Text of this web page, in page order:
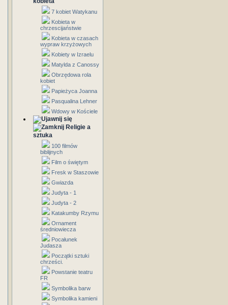
7 kobiet Watykanu
Kobieta w
chrzescijaństwie
Kobieta w czasach
wypraw krzyżowych
Kobiety w Izraelu
Matylda z Canossy
Obrzędowa rola
kobiet
Papieżyca Joanna
Pasqualina Lehner
Wdowy w Kościele
Religie a
sztuka
100 filmów
biblijnych
Film o świętym
Fresk w Staszowie
Gwiazda
Judyta - 1
Judyta - 2
Katakumby Rzymu
Ornament
średniowiecza
Pocałunek
Judasza
Początki sztuki
chrześci.
Powstanie teatru
FR
Symbolika barw
Symbolika kamieni